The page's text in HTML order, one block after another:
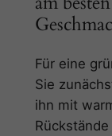
Für eine
Sie
ihn mit